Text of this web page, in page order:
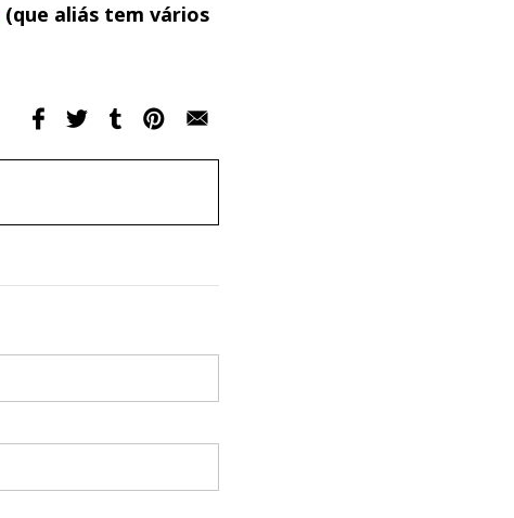
(que aliás tem vários